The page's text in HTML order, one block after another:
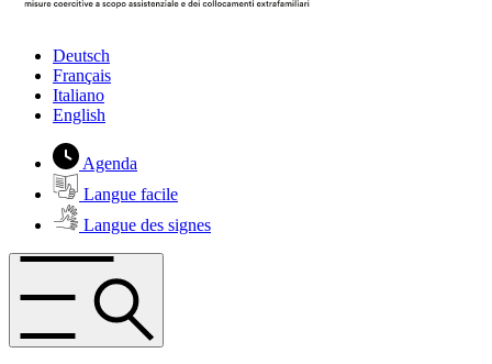
Deutsch
Français
Italiano
English
Agenda
Langue facile
Langue des signes